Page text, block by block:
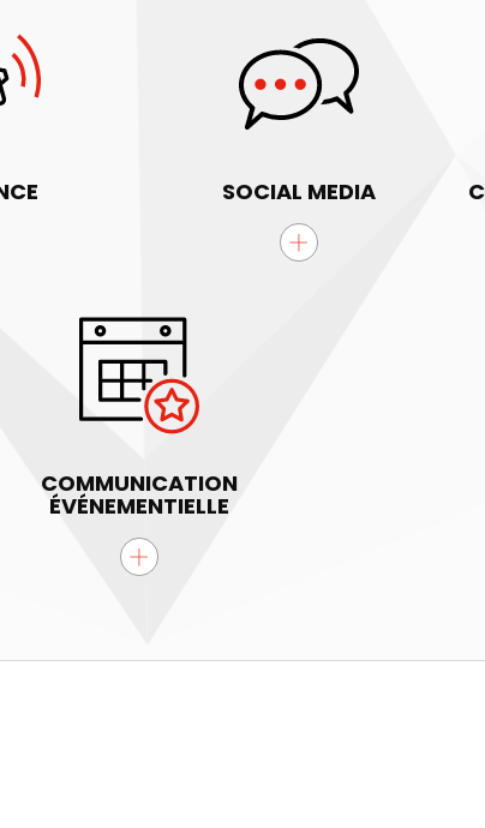
SOCIAL MEDIA
COMMUNICATION
ÉVÉNEMENTIELLE